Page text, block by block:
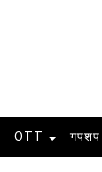
OTT गपशप